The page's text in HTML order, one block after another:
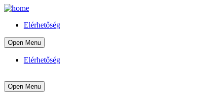
Elérhetőség
Open Menu
Elérhetőség
Open Menu